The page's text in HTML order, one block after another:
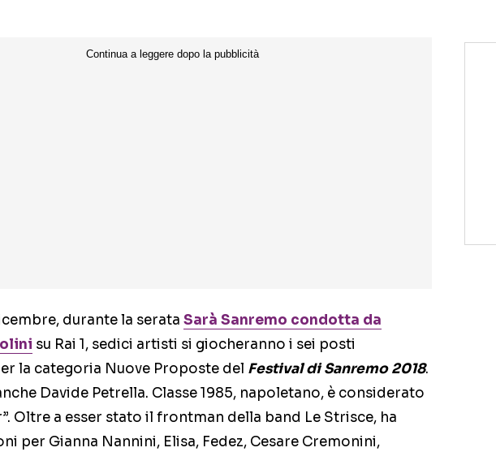
durante la serata Sarà Sanremo condotta da
su Rai 1, sedici artisti si giocheranno i sei posti
la categoria Nuove Proposte del Festival di Sanremo 2018.
Davide Petrella. Classe 1985, napoletano, è considerato
Oltre a esser stato il frontman della band Le Strisce, ha
per Gianna Nannini, Elisa, Fedez, Cesare Cremonini,